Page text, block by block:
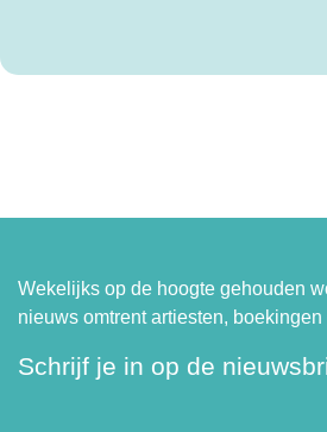
Wekelijks op de hoogte gehouden
nieuws omtrent artiesten,
Schrijf je in op de